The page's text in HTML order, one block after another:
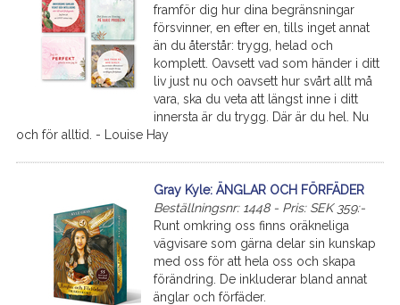
framför dig hur dina begränsningar
försvinner, en efter en, tills inget annat
än du återstår: trygg, helad och
komplett. Oavsett vad som händer i ditt
liv just nu och oavsett hur svårt allt må
vara, ska du veta att längst inne i ditt
innersta är du trygg. Där är du hel. Nu
och för alltid. - Louise Hay
Gray Kyle: ÄNGLAR OCH FÖRFÄDER
Beställningsnr: 1448 - Pris: SEK 359:-
Runt omkring oss finns oräkneliga
vägvisare som gärna delar sin kunskap
med oss för att hela oss och skapa
förändring. De inkluderar bland annat
änglar och förfäder.